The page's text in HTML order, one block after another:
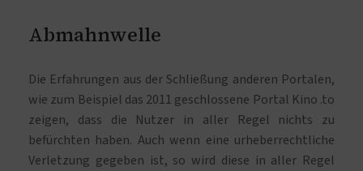
Abmahnwelle
Die Erfahrungen aus der Schließung anderen Portalen,
wie zum Beispiel das 2011 geschlossene Portal Kino .to
zeigen, dass die Nutzer in aller Regel nichts zu
befürchten haben. Auch wenn eine urheberrechtliche
Verletzung gegeben ist, so wird diese in aller Regel